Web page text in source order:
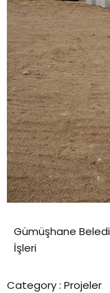
Gümüşhane
İşleri
Category : Projeler